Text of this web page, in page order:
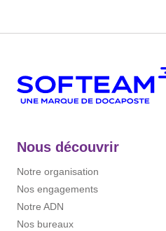
Nous découvrir
Notre organisation
Nos engagements
Notre ADN
Nos bureaux